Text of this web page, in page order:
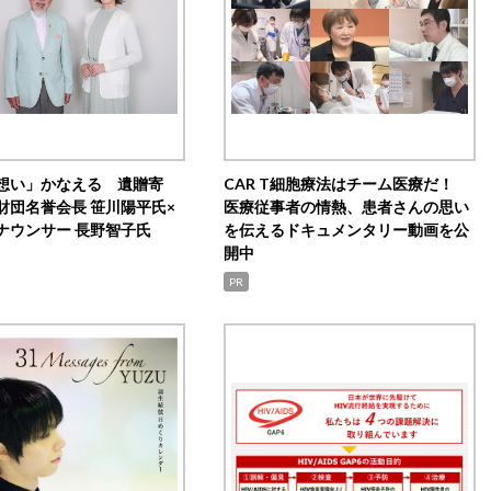
い」かなえる 遺贈寄
名誉会長 笹川陽平氏×
ウンサー 長野智子氏
CAR T細胞療法はチーム医療だ！
医療従事者の情熱、患者さんの思い
を伝えるドキュメンタリー動画を公
開中
PR